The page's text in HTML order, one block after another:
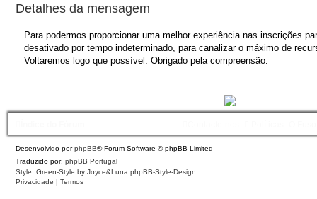
Detalhes da mensagem
Para podermos proporcionar uma melhor experiência nas inscrições
desativado por tempo indeterminado, para canalizar o máximo de
Voltaremos logo que possível. Obrigado pela compreensão.
Desenvolvido porphpBB® Forum Software © phpBB Limited
Traduzido por: phpBB Portugal
Style: Green-Style by Joyce&Luna phpBB-Style-Design
Privacidade | Termos